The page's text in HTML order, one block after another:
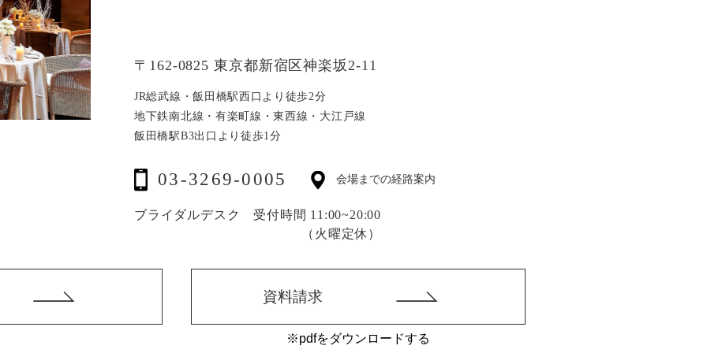
〒162-0825 東京都新宿区神楽坂2-11
JR総武線・飯田橋駅西口より徒歩2分
地下鉄南北線・有楽町線・東西線・大江戸線
飯田橋駅B3出口より徒歩1分
会場までの経路案内
03-3269-0005
ブライダルデスク 受付時間 11:00~20:00
（火曜定休）
資料請求
※pdfをダウンロードする